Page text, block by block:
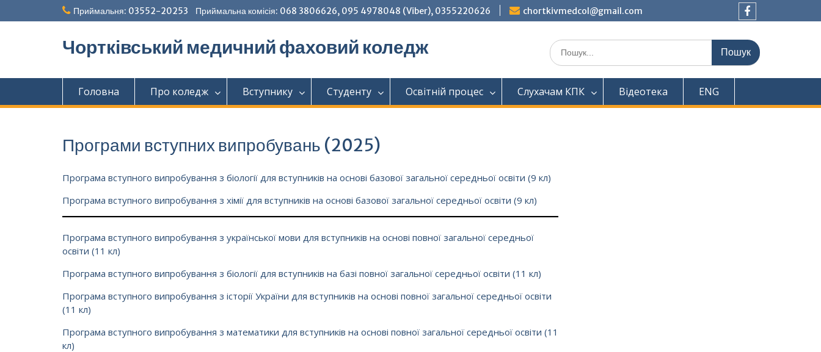
до
Приймальня: 03552-20253 Приймальна комісія: 068 3806626, 095 4978048 (Viber), 0355220626
chortkivmedcol@gmail.com
Чортківський медичний фаховий коледж Шукати:
Головна Про коледж Вступнику Студенту Освітній процес Слухачам КПК Відеотека ENG
Програми вступних випробувань (2025)
Програма вступного випробування з біології для вступників на основі базової загальної середньої освіти (9 кл)
Програма вступного випробування з хімії для вступників на основі базової загальної середньої освіти (9 кл)
Програма вступного випробування з української мови для вступників на основі повної загальної середньої
освіти (11 кл)
Програма вступного випробування з біології для вступників на базі повної загальної середньої освіти (11 кл)
Програма вступного випробування з історії України для вступників на основі повної загальної середньої освіти
(11 кл)
Програма вступного випробування з математики для вступників на основі повної загальної середньої освіти (11
кл)